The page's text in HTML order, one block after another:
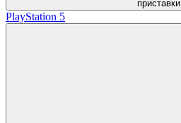
приставки
PlayStation 5